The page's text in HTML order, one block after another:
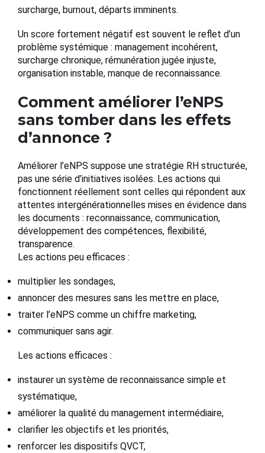
surcharge, burnout, départs imminents.
Un score fortement négatif est souvent le reflet d’un
problème systémique : management incohérent,
surcharge chronique, rémunération jugée injuste,
organisation instable, manque de reconnaissance.
Comment améliorer l’eNPS
sans tomber dans les effets
d’annonce ?
Améliorer l’eNPS suppose une stratégie RH structurée,
pas une série d’initiatives isolées. Les actions qui
fonctionnent réellement sont celles qui répondent aux
attentes intergénérationnelles mises en évidence dans
les documents : reconnaissance, communication,
développement des compétences, flexibilité,
transparence.
Les actions peu efficaces :
multiplier les sondages,
annoncer des mesures sans les mettre en place,
traiter l’eNPS comme un chiffre marketing,
communiquer sans agir.
Les actions efficaces :
instaurer un système de reconnaissance simple et
systématique,
améliorer la qualité du management intermédiaire,
clarifier les objectifs et les priorités,
renforcer les dispositifs QVCT,